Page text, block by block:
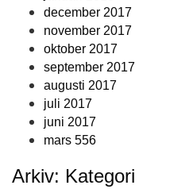
december 2017
november 2017
oktober 2017
september 2017
augusti 2017
juli 2017
juni 2017
mars 556
Arkiv: Kategori